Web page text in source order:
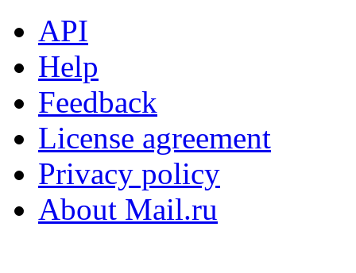
API
Help
Feedback
License agreement
Privacy policy
About Mail.ru